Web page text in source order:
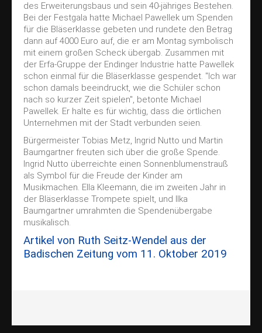
des Erweiterungsbaus und sein 40-jähriges Bestehen.
Bei der Festgala hatte Michael Pawellek um Spenden
für die Bläserklasse gebeten und rundete den Betrag
dann auf 4000 Euro auf, die er am Montag symbolisch
mit einem großen Scheck übergab. Zusammen mit
der Erfa-Gruppe der Endinger Industrie hatte Pawellek
schon einmal für die Bläserklasse gespendet. "Ich war
schon damals beeindruckt, wie die Schüler schon
nach so kurzer Zeit spielen", betonte Michael
Pawellek. Er halte es für wichtig, dass die örtlichen
Unternehmen mit der Stadt verbunden seien.
Bürgermeister Tobias Metz, Ingrid Nutto und Martin
Baumgartner freuten sich über die große Spende.
Ingrid Nutto überreichte einen Sonnenblumenstrauß
als Symbol für die Freude der Kinder am
Musikmachen. Ella Kleemann, die im zweiten Jahr in
der Bläserklasse Trompete spielt, und Ilka
Baumgartner umrahmten die Spendenübergabe
musikalisch.
Artikel von Ruth Seitz-Wendel aus der
Badischen Zeitung vom 11. Oktober 2019